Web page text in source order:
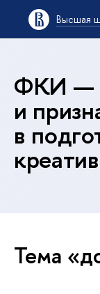
Высшая
ФКИ —
и
в
Тема